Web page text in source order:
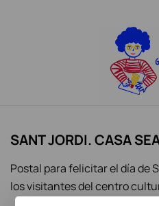
SANT JORDI. CASA
Postal para felicitar el día de
los visitantes del centro